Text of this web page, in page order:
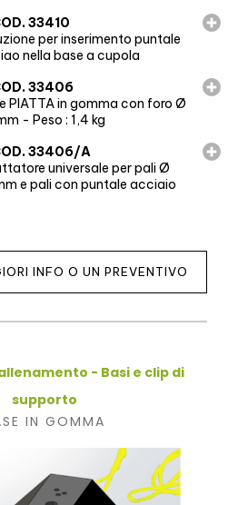
33410
per inserimento puntale
nella base a cupola
33406
PIATTA in gomma con foro Ø
- Peso : 1,4 kg
33406/A
universale per pali Ø
e pali con puntale acciaio
INFO O UN PREVENTIVO
- Basi e clip di
supporto
IN GOMMA